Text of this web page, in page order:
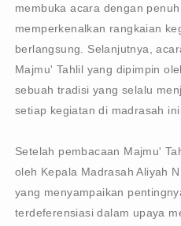
membuka acara dengan
memperkenalkan rangkaian
berlangsung. Selanjutnya,
Majmu' Tahlil yang dipimpin
sebuah tradisi yang selalu
setiap kegiatan di madrasah
Setelah pembacaan Majmu'
oleh Kepala Madrasah Aliyah
yang menyampaikan
terdeferensiasi dalam upaya